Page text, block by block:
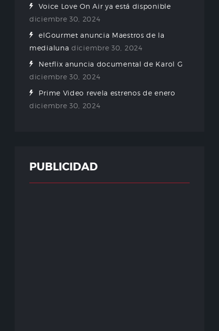
Voice Love On Air ya está disponible
diciembre 30, 2024
elGourmet anuncia Maestros de la
medialuna diciembre 30, 2024
Netflix anuncia documental de Karol G
diciembre 30, 2024
Prime Video revela estrenos de enero
diciembre 30, 2024
PUBLICIDAD